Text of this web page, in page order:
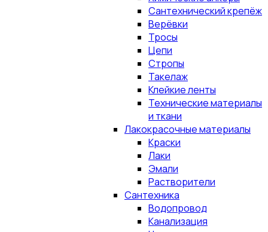
Сантехнический крепёж
Верёвки
Тросы
Цепи
Стропы
Такелаж
Клейкие ленты
Технические материалы
и ткани
Лакокрасочные материалы
Краски
Лаки
Эмали
Растворители
Сантехника
Водопровод
Канализация